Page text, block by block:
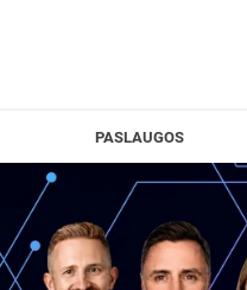
PASLAUGOS